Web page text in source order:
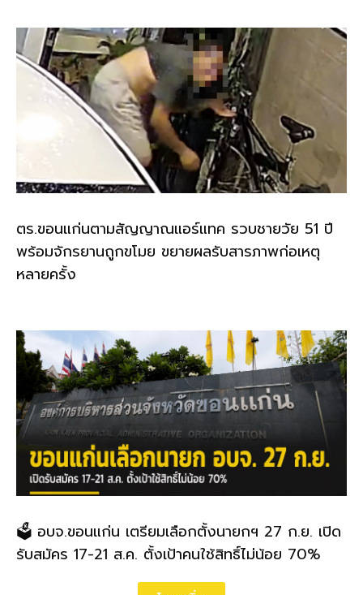
ตร.ขอนแก่นตามสัญญาณแอร์แทค รวบชายวัย 51 ปี
พร้อมจักรยานถูกขโมย ขยายผลรับสารภาพก่อเหตุ
หลายครั้ง
🗳️ อบจ.ขอนแก่น เตรียมเลือกตั้งนายกฯ 27 ก.ย. เปิด
รับสมัคร 17-21 ส.ค. ตั้งเป้าคนใช้สิทธิ์ไม่น้อย 70%